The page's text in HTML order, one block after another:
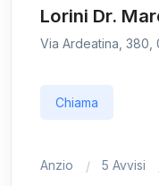
Lorini Dr.
Via Ardeatina, 380,
Chiama
Anzio 5 Avvisi